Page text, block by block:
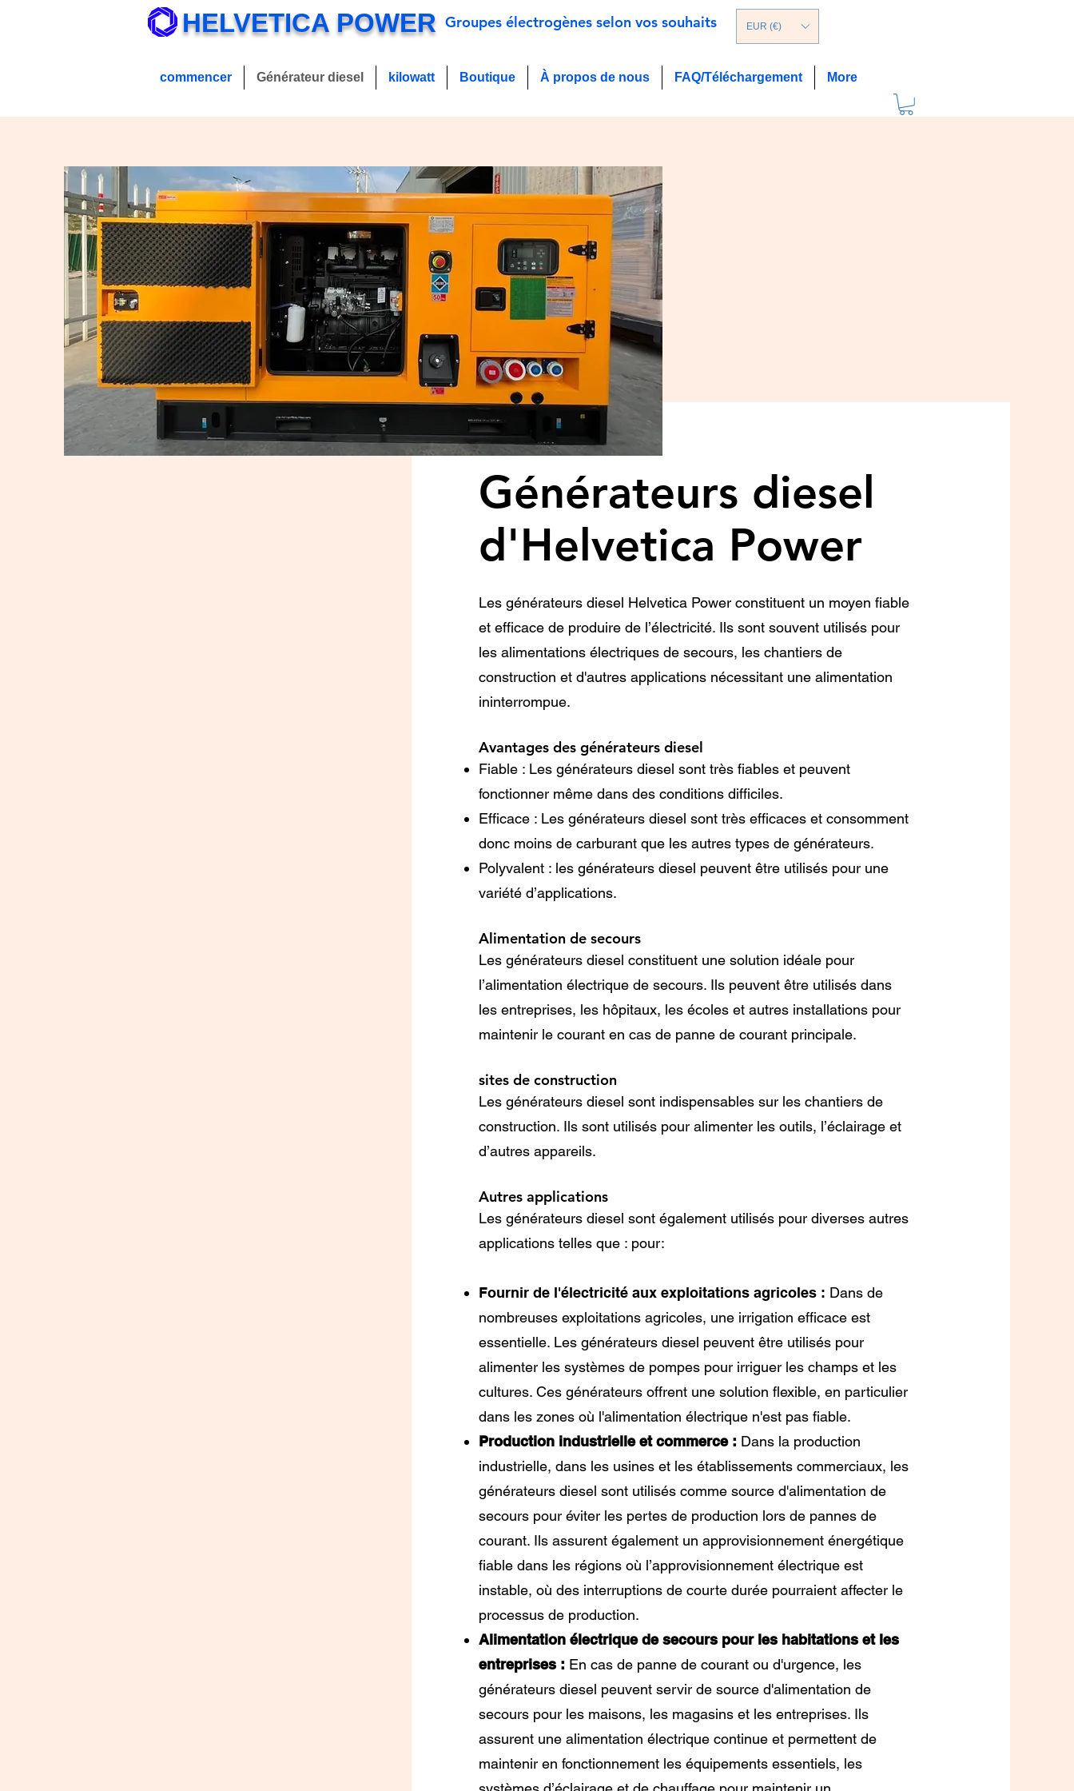
HELVETICA POWER Groupes électrogènes selon vos souhaits EUR (€)
commencer Générateur diesel kilowatt Boutique À propos de nous FAQ/Téléchargement More
Générateurs diesel
d'Helvetica Power
Les générateurs diesel Helvetica Power constituent un moyen fiable
et efficace de produire de l’électricité. Ils sont souvent utilisés pour
les alimentations électriques de secours, les chantiers de
construction et d'autres applications nécessitant une alimentation
ininterrompue.
Avantages des générateurs diesel
Fiable : Les générateurs diesel sont très fiables et peuvent
fonctionner même dans des conditions difficiles.
Efficace : Les générateurs diesel sont très efficaces et consomment
donc moins de carburant que les autres types de générateurs.
Polyvalent : les générateurs diesel peuvent être utilisés pour une
variété d’applications.
Alimentation de secours
Les générateurs diesel constituent une solution idéale pour
l’alimentation électrique de secours. Ils peuvent être utilisés dans
les entreprises, les hôpitaux, les écoles et autres installations pour
maintenir le courant en cas de panne de courant principale.
sites de construction
Les générateurs diesel sont indispensables sur les chantiers de
construction. Ils sont utilisés pour alimenter les outils, l’éclairage et
d’autres appareils.
Autres applications
Les générateurs diesel sont également utilisés pour diverses autres
applications telles que : pour:
Fournir de l'électricité aux exploitations agricoles : Dans de
nombreuses exploitations agricoles, une irrigation efficace est
essentielle. Les générateurs diesel peuvent être utilisés pour
alimenter les systèmes de pompes pour irriguer les champs et les
cultures. Ces générateurs offrent une solution flexible, en particulier
dans les zones où l'alimentation électrique n'est pas fiable.
Production industrielle et commerce : Dans la production
industrielle, dans les usines et les établissements commerciaux, les
générateurs diesel sont utilisés comme source d'alimentation de
secours pour éviter les pertes de production lors de pannes de
courant. Ils assurent également un approvisionnement énergétique
fiable dans les régions où l’approvisionnement électrique est
instable, où des interruptions de courte durée pourraient affecter le
processus de production.
Alimentation électrique de secours pour les habitations et les
entreprises : En cas de panne de courant ou d'urgence, les
générateurs diesel peuvent servir de source d'alimentation de
secours pour les maisons, les magasins et les entreprises. Ils
assurent une alimentation électrique continue et permettent de
maintenir en fonctionnement les équipements essentiels, les